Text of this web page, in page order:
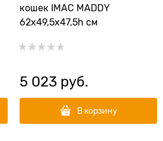
кошек IMAC MADDY
62х49,5х47,5h см
5 023 руб.
В корзину